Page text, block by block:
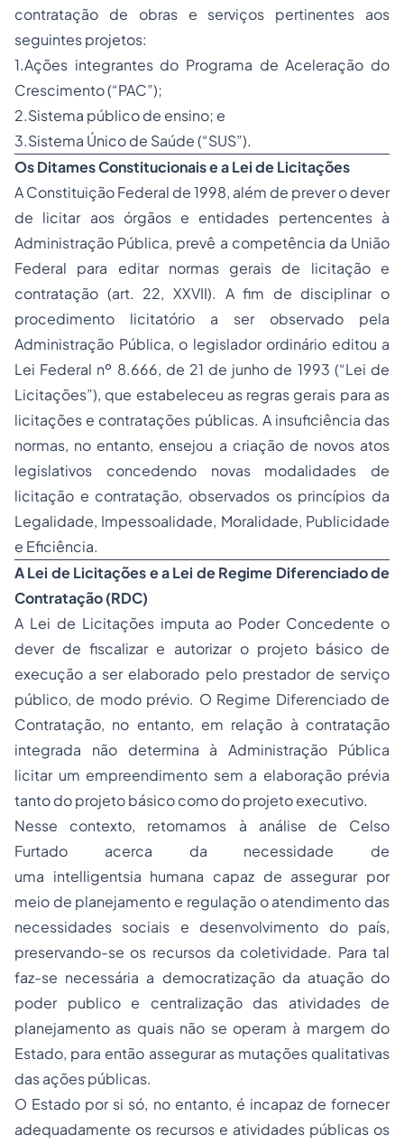
contratação de obras e serviços pertinentes aos
seguintes projetos:
1.Ações integrantes do Programa de Aceleração do
Crescimento (“PAC”);
2.Sistema público de ensino; e
3.Sistema Único de Saúde (“SUS”).
Os DitamesConstitucionaise a Lei de Licitações
A Constituição Federal de 1998, além de prever o dever
de licitar aos órgãos e entidades pertencentes à
Administração Pública, prevê a competência da União
Federal para editar normas gerais de licitação e
contratação (art. 22, XXVII). A fim de disciplinar o
procedimento licitatório a ser observado pela
Administração Pública, o legislador ordinário editou a
Lei Federal nº 8.666, de 21 de junho de 1993 (“Lei de
Licitações”), que estabeleceu as regras gerais para as
licitações e contratações públicas. A insuficiência das
normas, no entanto, ensejou a criação de novos atos
legislativos concedendo novas modalidades de
licitação e contratação, observados os princípios da
Legalidade, Impessoalidade, Moralidade, Publicidade
e Eficiência.
A Lei de Licitações e a Lei de Regime Diferenciado de
Contratação (RDC)
A Lei de Licitações imputa ao Poder Concedente o
dever de fiscalizar e autorizar o projeto básico de
execução a ser elaborado pelo prestador de serviço
público, de modo prévio. O Regime Diferenciado de
Contratação, no entanto, em relação à contratação
integrada não determina à Administração Pública
licitar um empreendimento sem a elaboração prévia
tanto do projeto básico como do projeto executivo.
Nesse contexto, retomamos à análise de Celso
Furtado acerca da necessidade de
uma intelligentsia humana capaz de assegurar por
meio de planejamento e regulação o atendimento das
necessidades sociais e desenvolvimento do país,
preservando-se os recursos da coletividade. Para tal
faz-se necessária a democratização da atuação do
poder publico e centralização das atividades de
planejamento as quais não se operam à margem do
Estado, para então assegurar as mutações qualitativas
das ações públicas.
O Estado por si só, no entanto, é incapaz de fornecer
adequadamente os recursos e atividades públicas os